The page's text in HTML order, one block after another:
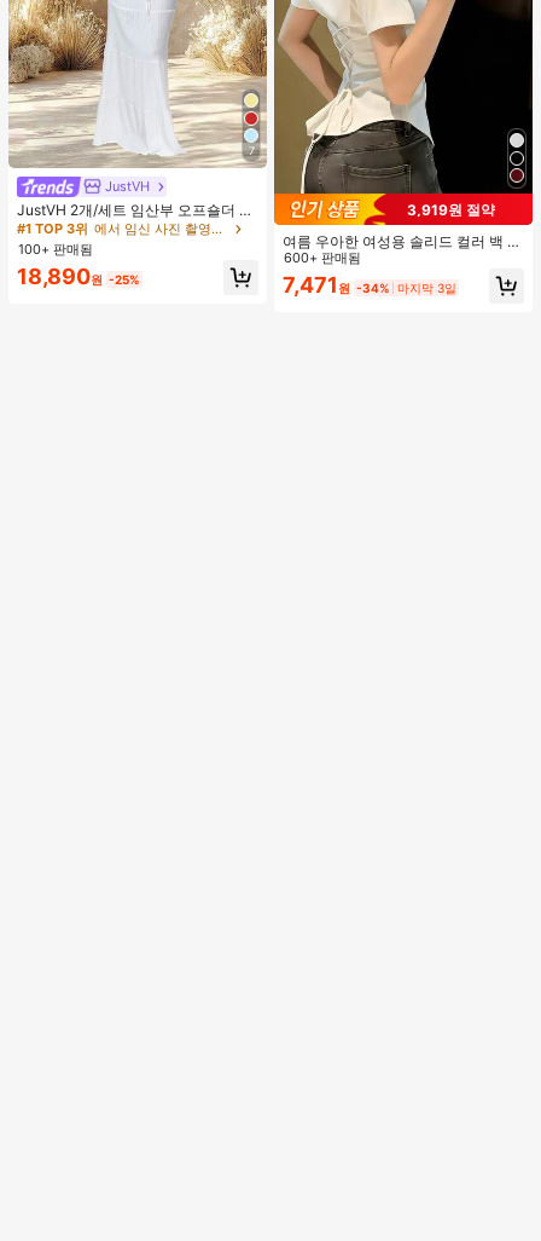
7
JustVH
JustVH 2개/세트 임산부 오프숄더 러
플 헴 크롭 탑과 플로잉 맥시 스커트
세트, 사진 촬영과 비치웨어에 적합한
봄 화이트 가을
#1 TOP 3위
에서 임신 사진 촬영용 의상
100+ 판매됨
18,890원 -25%
3,919원 절약
여름 우아한 여성용 솔리드 컬러 백 타
이 셔츠 (참고: 가볍고 통기성 있는 얇
은 스타일) 허리 드로스트링 디자인 화
이트, 조용한 럭셔리
600+ 판매됨
7,471 원 -34% 마지막 3일